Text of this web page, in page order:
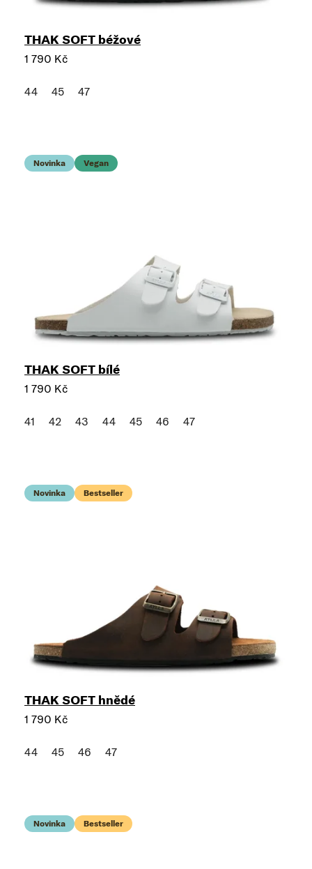
THAK SOFT béžové
1 790 Kč
44 45 47
Novinka Vegan
THAK SOFT bílé
1 790 Kč
41 42 43 44 45 46 47
Novinka Bestseller
THAK SOFT hnědé
1 790 Kč
44 45 46 47
Novinka Bestseller